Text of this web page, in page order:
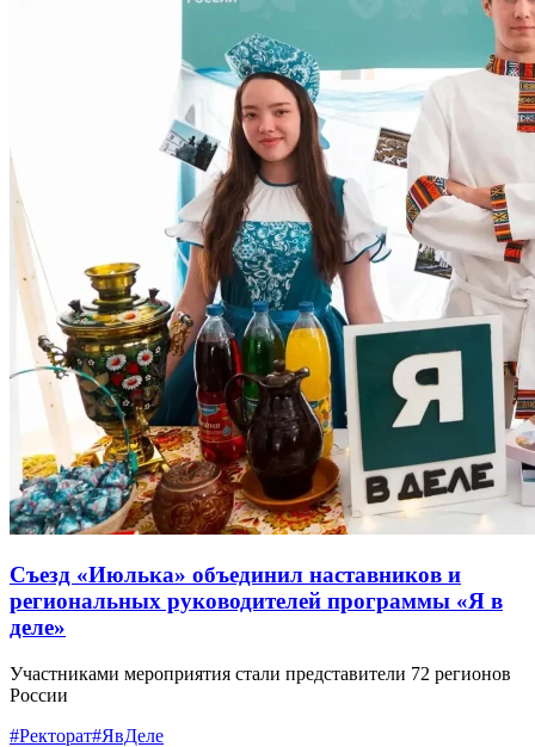
Съезд «Июлька» объединил наставников и
региональных руководителей программы «Я в
деле»
Участниками мероприятия стали представители 72 регионов
России
#Ректорат#ЯвДеле